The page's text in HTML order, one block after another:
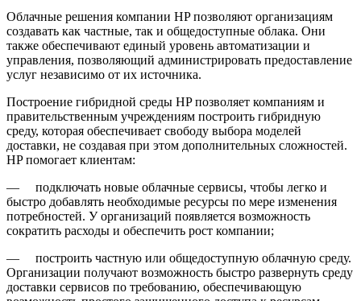
Облачные решения компании HP позволяют организациям
создавать как частные, так и общедоступные облака. Они
также обеспечивают единый уровень автоматизации и
управления, позволяющий администрировать предоставление
услуг независимо от их источника.
Построение гибридной среды HP позволяет компаниям и
правительственным учреждениям построить гибридную
среду, которая обеспечивает свободу выбора моделей
доставки, не создавая при этом дополнительных сложностей.
HP помогает клиентам:
— подключать новые облачные сервисы, чтобы легко и
быстро добавлять необходимые ресурсы по мере изменения
потребностей. У организаций появляется возможность
сократить расходы и обеспечить рост компании;
— построить частную или общедоступную облачную среду.
Организации получают возможность быстро развернуть среду
доставки сервисов по требованию, обеспечивающую